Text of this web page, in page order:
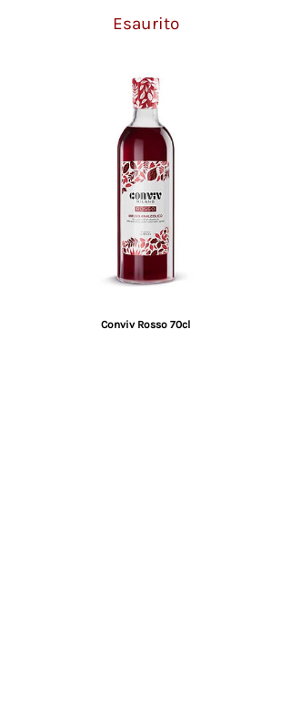
Esaurito
Conviv Rosso 70cl